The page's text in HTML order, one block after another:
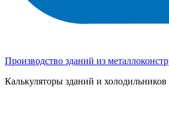
Производство зданий из
Калькуляторы зданий и холодильников